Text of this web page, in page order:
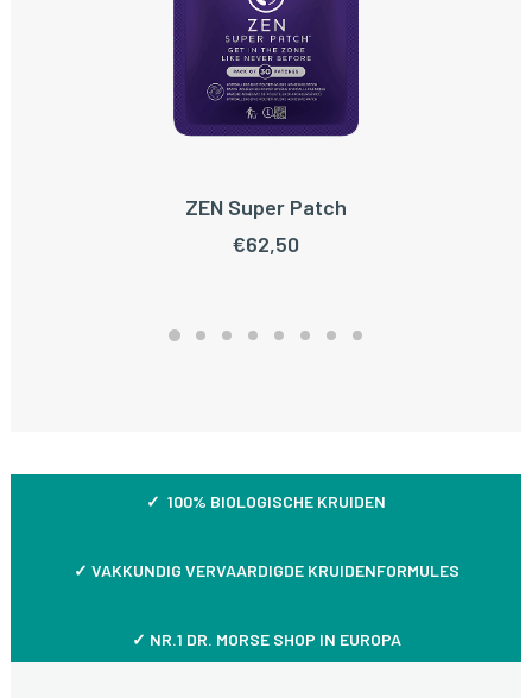
TOEVOEGEN AAN WINKELWAGEN
ZEN Super Patch
€62,50
✓ 100% BIOLOGISCHE KRUIDEN
✓ VAKKUNDIG VERVAARDIGDE KRUIDENFORMULES
✓ NR.1 DR. MORSE SHOP IN EUROPA